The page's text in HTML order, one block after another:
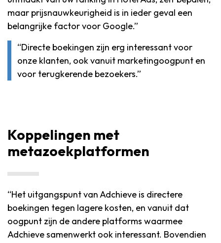
maar prijsnauwkeurigheid is in ieder geval een
belangrijke factor voor Google.”
“Directe boekingen zijn erg interessant voor
onze klanten, ook vanuit marketingoogpunt en
voor terugkerende bezoekers.”
Koppelingen met
metazoekplatformen
“Het uitgangspunt van Adchieve is directere
boekingen tegen lagere kosten, en vanuit dat
oogpunt zijn de andere platforms waarmee
Adchieve samenwerkt ook interessant. Bovendien